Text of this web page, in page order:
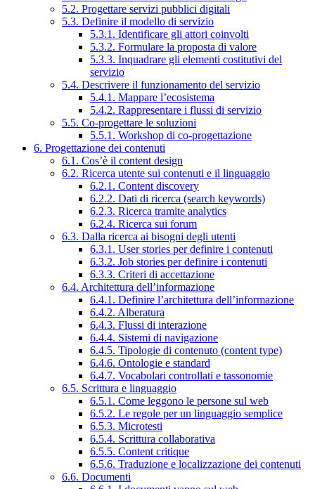
5.2. Progettare servizi pubblici digitali
5.3. Definire il modello di servizio
5.3.1. Identificare gli attori coinvolti
5.3.2. Formulare la proposta di valore
5.3.3. Inquadrare gli elementi costitutivi del
servizio
5.4. Descrivere il funzionamento del servizio
5.4.1. Mappare l’ecosistema
5.4.2. Rappresentare i flussi di servizio
5.5. Co-progettare le soluzioni
5.5.1. Workshop di co-progettazione
6. Progettazione dei contenuti
6.1. Cos’è il content design
6.2. Ricerca utente sui contenuti e il linguaggio
6.2.1. Content discovery
6.2.2. Dati di ricerca (search keywords)
6.2.3. Ricerca tramite analytics
6.2.4. Ricerca sui forum
6.3. Dalla ricerca ai bisogni degli utenti
6.3.1. User stories per definire i contenuti
6.3.2. Job stories per definire i contenuti
6.3.3. Criteri di accettazione
6.4. Architettura dell’informazione
6.4.1. Definire l’architettura dell’informazione
6.4.2. Alberatura
6.4.3. Flussi di interazione
6.4.4. Sistemi di navigazione
6.4.5. Tipologie di contenuto (content type)
6.4.6. Ontologie e standard
6.4.7. Vocabolari controllati e tassonomie
6.5. Scrittura e linguaggio
6.5.1. Come leggono le persone sul web
6.5.2. Le regole per un linguaggio semplice
6.5.3. Microtesti
6.5.4. Scrittura collaborativa
6.5.5. Content critique
6.5.6. Traduzione e localizzazione dei contenuti
6.6. Documenti